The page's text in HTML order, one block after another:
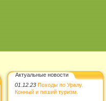
Актуальные новости
01.12.23 Походы по Уралу.
Конный и пеший туризм.